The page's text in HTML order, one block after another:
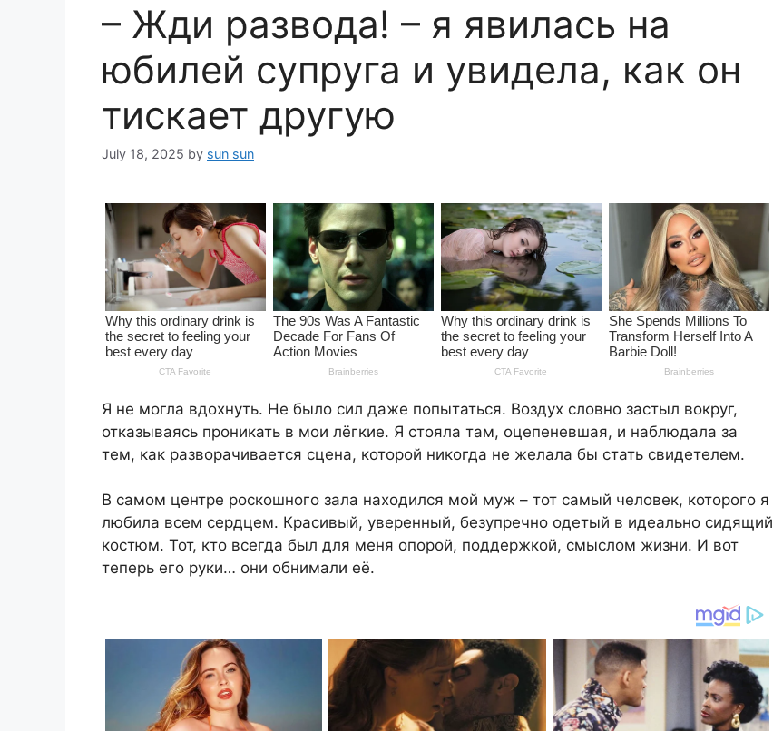
– Жди развода! – я явилась на
юбилей супруга и увидела, как он
тискает другую
July 18, 2025 by sun sun
Я не могла вдохнуть. Не было сил даже попытаться. Воздух словно застыл вокруг,
отказываясь проникать в мои лёгкие. Я стояла там, оцепеневшая, и наблюдала за
тем, как разворачивается сцена, которой никогда не желала бы стать свидетелем.
В самом центре роскошного зала находился мой муж – тот самый человек, которого я
любила всем сердцем. Красивый, уверенный, безупречно одетый в идеально сидящий
костюм. Тот, кто всегда был для меня опорой, поддержкой, смыслом жизни. И вот
теперь его руки… они обнимали её.